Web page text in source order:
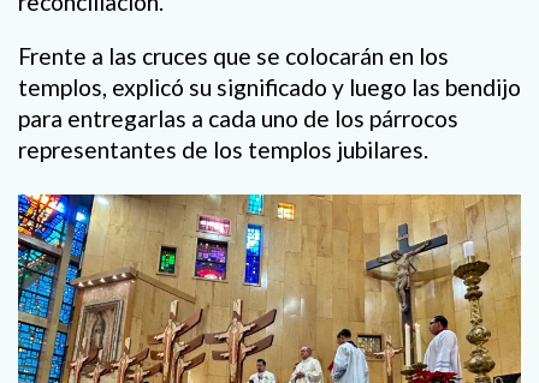
Frente a las cruces que se colocarán en los
templos, explicó su significado y luego las bendijo
para entregarlas a cada uno de los párrocos
representantes de los templos jubilares.